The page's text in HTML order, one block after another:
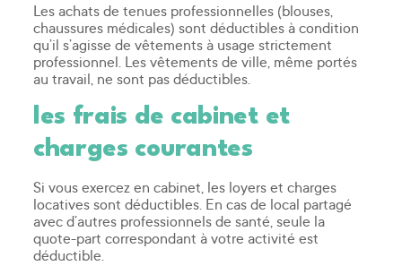
Les achats de tenues professionnelles (blouses,
chaussures médicales) sont déductibles à condition
qu’il s’agisse de vêtements à usage strictement
professionnel. Les vêtements de ville, même portés
au travail, ne sont pas déductibles.
les frais de cabinet et
charges courantes
Si vous exercez en cabinet, les loyers et charges
locatives sont déductibles. En cas de local partagé
avec d’autres professionnels de santé, seule la
quote-part correspondant à votre activité est
déductible.